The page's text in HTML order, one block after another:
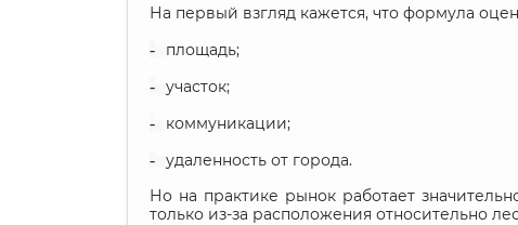
На первый взгляд кажется, что формула
- площадь;
- участок;
- коммуникации;
- удаленность от города.
Но на практике рынок работает
только из-за расположения относительно